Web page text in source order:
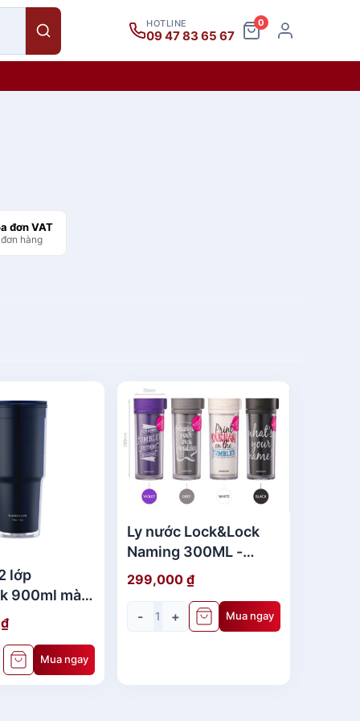
HOTLINE
09 47 83 65 67
0
đơn VAT
hàng
lớp
900ml màu
₫
Mua ngay
Ly nước Lock&Lock
Naming 300ML -
HAP508V
299,000 ₫
- + Mua ngay